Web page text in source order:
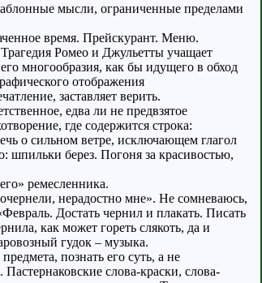
мысли, ограниченные пределами
время. Прейскурант. Меню.
Ромео и Джульетты учащает
многообразия, как бы идущего в обход
отображения
заставляет верить.
едва ли не предвзятое
где содержится строка:
о сильном ветре, исключающем глагол
шпильки берез. Погоня за красивостью,
ремесленника.
нерадостно мне». Не сомневаюсь,
Достать чернил и плакать. Писать
как может гореть слякоть, да и
гудок – музыка.
познать его суть, а не
слова-краски, слова-